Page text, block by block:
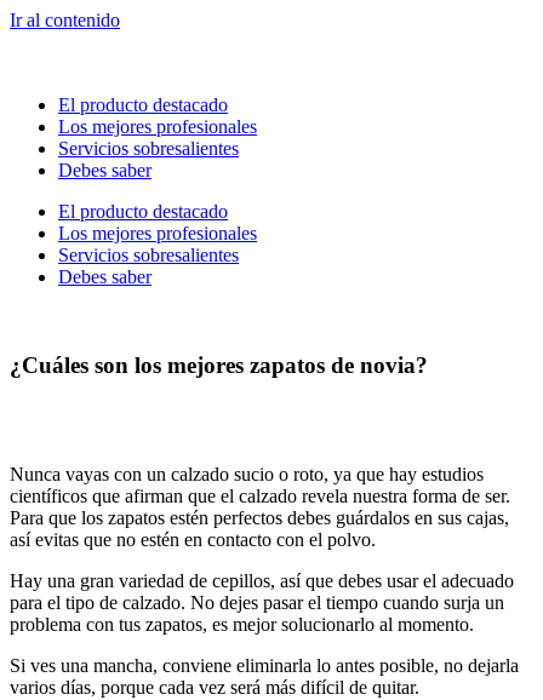
Ir al contenido
El producto destacado
Los mejores profesionales
Servicios sobresalientes
Debes saber
El producto destacado
Los mejores profesionales
Servicios sobresalientes
Debes saber
¿Cuáles son los mejores zapatos de novia?
Nunca vayas con un calzado sucio o roto, ya que hay estudios
científicos que afirman que el calzado revela nuestra forma de ser.
Para que los zapatos estén perfectos debes guárdalos en sus cajas,
así evitas que no estén en contacto con el polvo.
Hay una gran variedad de cepillos, así que debes usar el adecuado
para el tipo de calzado. No dejes pasar el tiempo cuando surja un
problema con tus zapatos, es mejor solucionarlo al momento.
Si ves una mancha, conviene eliminarla lo antes posible, no dejarla
varios días, porque cada vez será más difícil de quitar.